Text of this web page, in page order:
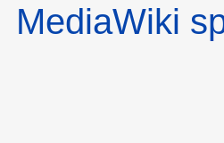
MediaWiki